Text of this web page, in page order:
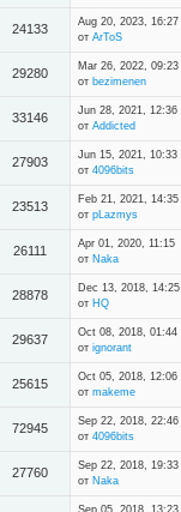
24133
Aug 20, 2023, 16:27
от ArToS
29280
Mar 26, 2022, 09:23
от bezimenen
33146
Jun 28, 2021, 12:36
от Addicted
27903
Jun 15, 2021, 10:33
от 4096bits
23513
Feb 21, 2021, 14:35
от pLazmys
26111
Apr 01, 2020, 11:15
от Naka
28878
Dec 13, 2018, 14:25
от HQ
29637
Oct 08, 2018, 01:44
от ignorant
25615
Oct 05, 2018, 12:06
от makeme
72945
Sep 22, 2018, 22:46
от 4096bits
27760
Sep 22, 2018, 19:33
от Naka
Sep 05, 2018, 13:23